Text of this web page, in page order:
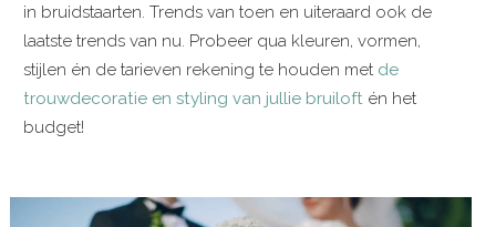
in bruidstaarten. Trends van toen en uiteraard ook de
laatste trends van nu. Probeer qua kleuren, vormen,
stijlen én de tarieven rekening te houden met de
trouwdecoratie en styling van jullie bruiloft én het
budget!